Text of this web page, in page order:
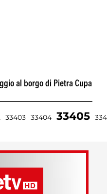
al borgo di Pietra Cupa
33403 33404 33405